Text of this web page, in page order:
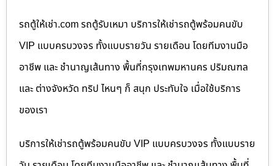
รถตู้ให้เช่า.com รถตู้รับเหมา บริการให้เช่ารถตู้พร้อมคนขับ
VIP แบบครบวงจร ทั้งแบบรายวัน รายเดือน โดยทีมงานมือ
อาชีพ และ ชำนาญเส้นทาง พื้นที่กรุงเทพมหานคร ปริมณฑล
และ ต่างจังหวัด ทริป ไหนๆ ก็ สนุก ประทับใจ เมื่อใช้บริการ
ของเรา
บริการให้เช่ารถตู้พร้อมคนขับ VIP แบบครบวงจร ทั้งแบบราย